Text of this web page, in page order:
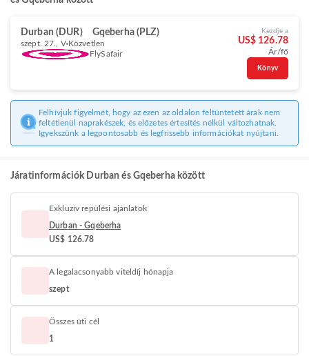
Durban (DUR) Gqeberha (PLZ)
szept. 27., V Közvetlen
FlySafair
Kezdje a
US$ 126.78
Ár/fő
Könyv
Felhívjuk figyelmét, hogy az ezen az oldalon feltüntetett árak nem
feltétlenül naprakészek, és előzetes értesítés nélkül változhatnak.
Igyekszünk a legpontosabb és legfrissebb információkat nyújtani.
Járatinformációk Durban és Gqeberha között
Exkluzív repülési ajánlatok
Durban - Gqeberha
US$ 126.78
A legalacsonyabb viteldíj hónapja
szept
Összes úti cél
1